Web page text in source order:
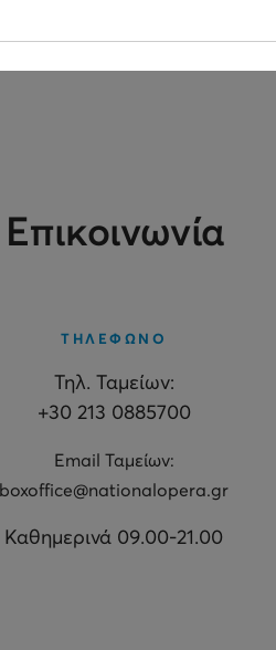
Επικοινωνία
ΤΗΛΕΦΩΝΟ
Τηλ. Ταμείων:
+30 213 0885700
Εmail Ταμείων:
boxoffice@nationalopera.gr
Καθημερινά 09.00-21.00